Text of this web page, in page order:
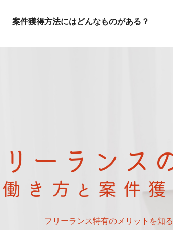
案件獲得方法にはどんなものがある？
フリーランス特有のメリットを知る